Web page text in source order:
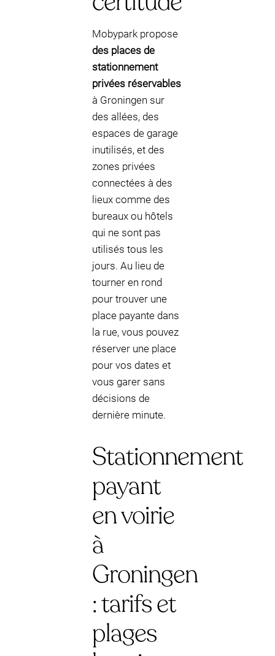
Mobypark propose
des places de
stationnement
privées réservables
à Groningen sur
des allées, des
espaces de garage
inutilisés, et des
zones privées
connectées à des
lieux comme des
bureaux ou hôtels
qui ne sont pas
utilisés tous les
jours. Au lieu de
tourner en rond
pour trouver une
place payante dans
la rue, vous pouvez
réserver une place
pour vos dates et
vous garer sans
décisions de
dernière minute.
Stationnement
payant
en voirie
à
Groningen
: tarifs et
plages